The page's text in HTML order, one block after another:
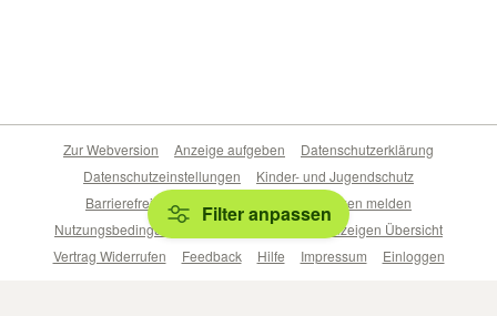
Filter anpassen
Zur Webversion Anzeige aufgeben
Datenschutzerklärung
Datenschutzeinstellungen
Kinder- und Jugendschutz
Barrierefreiheitserklärung
Sicherheitslücken melden
Nutzungsbedingungen
Beliebte Suchen
Anzeigen Übersicht
Vertrag Widerrufen
Feedback Hilfe Impressum Einloggen